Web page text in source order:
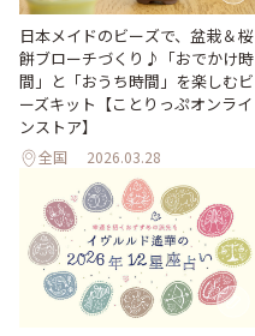
日本メイドのビーズで、盆栽＆桜
餅ブローチづくり♪「おでかけ時
間」と「おうち時間」を楽しむビ
ーズキット【ことりっぷオンライ
ンストア】
全国 2026.03.28